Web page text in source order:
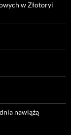
w Złotoryi
nawiążą